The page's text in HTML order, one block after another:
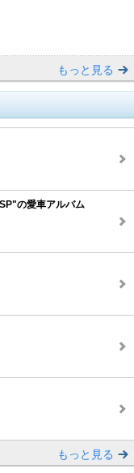
もっと見る
の愛車アルバム
もっと見る